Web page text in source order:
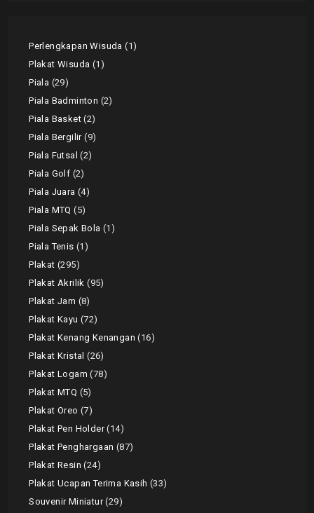
Perlengkapan Wisuda
1
Plakat Wisuda
1
Piala
29
Piala Badminton
2
Piala Basket 2
Piala Bergilir
9
Piala Futsal
2
Piala Golf 2
Piala Juara
4
Piala MTQ
5
Piala Sepak Bola
1
Piala Tenis 1
Plakat 295
Plakat Akrilik
95
Plakat Jam
8
Plakat Kayu
72
Plakat Kenang Kenangan
16
Plakat Kristal
26
Plakat Logam 78
Plakat MTQ
5
Plakat Oreo
7
Plakat Pen Holder 14
Plakat Penghargaan
87
Plakat Resin 24
Plakat Ucapan Terima Kasih
33
Souvenir Miniatur 29